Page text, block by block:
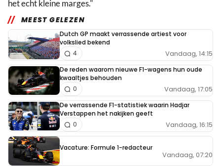
het echt kleine marges."
MEEST GELEZEN
Dutch GP maakt verrassende artiest voor
volkslied bekend
Vandaag, 14:15
4
De reden waarom nieuwe F1-wagens hun oude
kwaaltjes behouden
Vandaag, 17:05
0
De verrassende F1-statistiek waarin Hadjar
Verstappen het nakijken geeft
Vandaag, 16:15
0
Vacature: Formule 1-redacteur
Vandaag, 07:20